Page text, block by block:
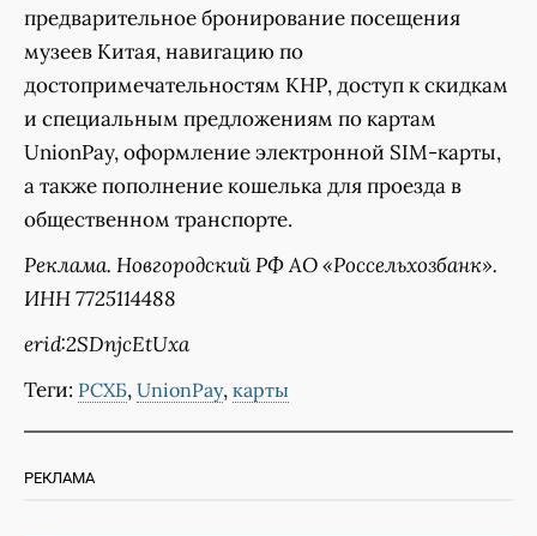
предварительное бронирование посещения
музеев Китая, навигацию по
достопримечательностям КНР, доступ к скидкам
и специальным предложениям по картам
UnionPay, оформление электронной SIM-карты,
а также пополнение кошелька для проезда в
общественном транспорте.
Реклама. Новгородский РФ АО «Россельхозбанк».
ИНН 7725114488
erid:2SDnjcEtUxa
Теги: РСХБ, UnionPay, карты
РЕКЛАМА